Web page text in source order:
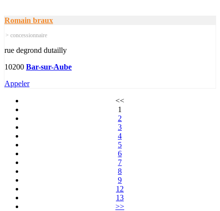
Romain braux
> concessionnaire
rue degrond dutailly
10200 Bar-sur-Aube
Appeler
<<
1
2
3
4
5
6
7
8
9
12
13
>>